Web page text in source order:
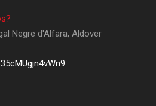
Negre d'Alfara, Aldover